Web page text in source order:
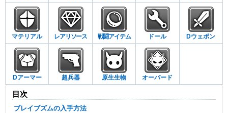
マテリアル レアリソース 戦闘アイテム ドール Dウェポン
Dアーマー 超兵器 原生生物 オーバード
目次
ブレイブズムの入手方法